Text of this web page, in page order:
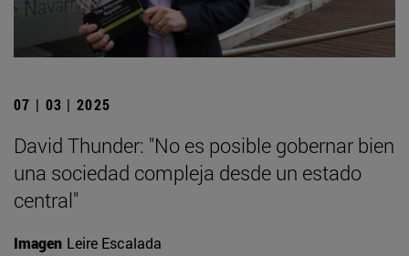
07 | 03 | 2025
David Thunder: "No es posible gobernar bien
una sociedad compleja desde un estado
central"
Imagen Leire Escalada